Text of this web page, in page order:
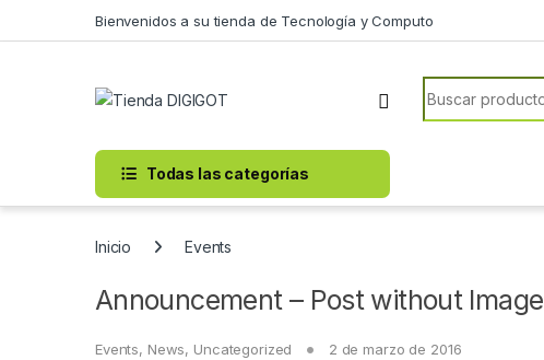
Bienvenidos a su tienda de Tecnología y Computo
Search for:
Todas las categorías
Inicio Events
Announcement – Post without Image
Events, News, Uncategorized 2 de marzo de 2016